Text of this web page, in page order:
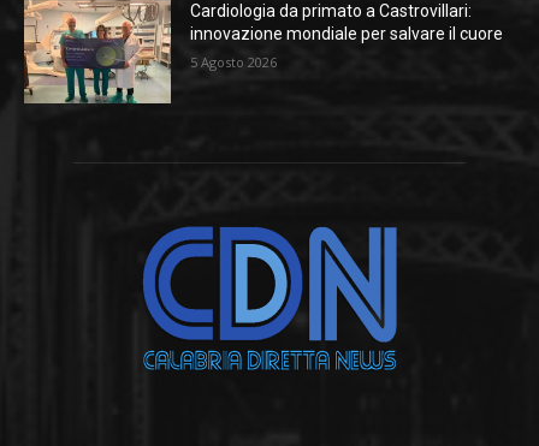
Cardiologia da primato a Castrovillari:
innovazione mondiale per salvare il cuore
5 Agosto 2026